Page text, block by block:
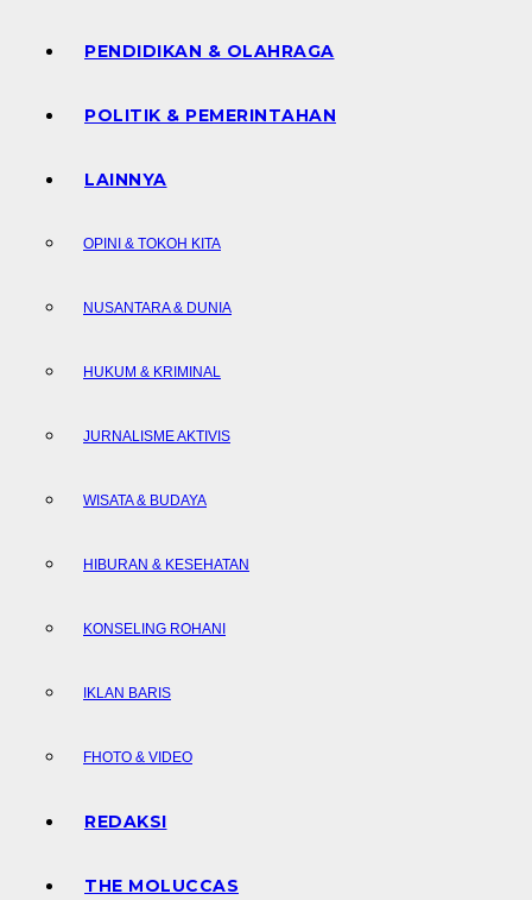
PENDIDIKAN & OLAHRAGA
POLITIK & PEMERINTAHAN
LAINNYA
OPINI & TOKOH KITA
NUSANTARA & DUNIA
HUKUM & KRIMINAL
JURNALISME AKTIVIS
WISATA & BUDAYA
HIBURAN & KESEHATAN
KONSELING ROHANI
IKLAN BARIS
FHOTO & VIDEO
REDAKSI
THE MOLUCCAS